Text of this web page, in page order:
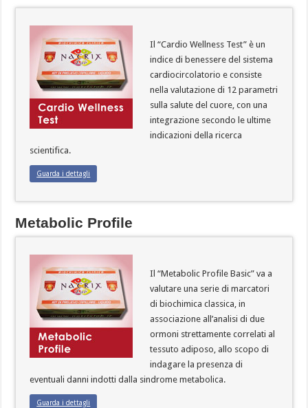
Il “Cardio Wellness Test” è un
indice di benessere del sistema
cardiocircolatorio e consiste
nella valutazione di 12 parametri
sulla salute del cuore, con una
integrazione secondo le ultime
indicazioni della ricerca
scientifica.
Guarda i dettagli
Metabolic Profile
Il “Metabolic Profile Basic” va a
valutare una serie di marcatori
di biochimica classica, in
associazione all’analisi di due
ormoni strettamente correlati al
tessuto adiposo, allo scopo di
indagare la presenza di
eventuali danni indotti dalla sindrome metabolica.
Guarda i dettagli